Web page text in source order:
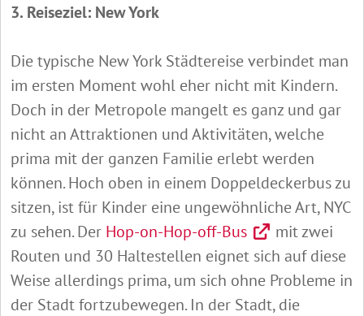
3. Reiseziel: New York
Die typische New York Städtereise verbindet man
im ersten Moment wohl eher nicht mit Kindern.
Doch in der Metropole mangelt es ganz und gar
nicht an Attraktionen und Aktivitäten, welche
prima mit der ganzen Familie erlebt werden
können. Hoch oben in einem Doppeldeckerbus zu
sitzen, ist für Kinder eine ungewöhnliche Art, NYC
zu sehen. Der Hop-on-Hop-off-Bus
mit zwei
Routen und 30 Haltestellen eignet sich auf diese
Weise allerdings prima, um sich ohne Probleme in
der Stadt fortzubewegen. In der Stadt, die